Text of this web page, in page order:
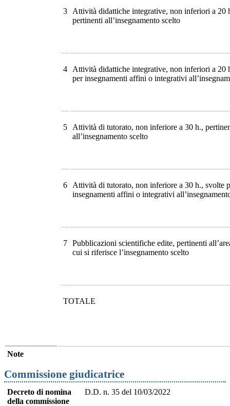
3
Attività didattiche integrative, non inferiori a 20
pertinenti all’insegnamento scelto
4
Attività didattiche integrative, non inferiori a 20
per insegnamenti affini o integrativi
5
Attività di tutorato, non inferiore a 30 h.,
all’insegnamento scelto
6
Attività di tutorato, non inferiore a 30 h., svolte
insegnamenti affini o integrativi
7 Pubblicazioni scientifiche edite, pertinenti
cui si riferisce l’insegnamento scelto
TOTALE
Note
Commissione giudicatrice
Decreto di nomina
della commissione
D.D. n. 35 del 10/03/2022